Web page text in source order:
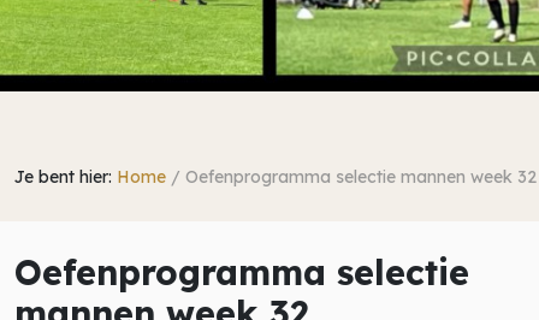
Je bent hier: Home / Oefenprogramma selectie mannen week 32
Oefenprogramma selectie